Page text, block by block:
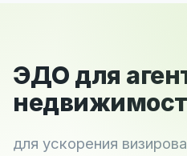
ЭДО для
для ускорения